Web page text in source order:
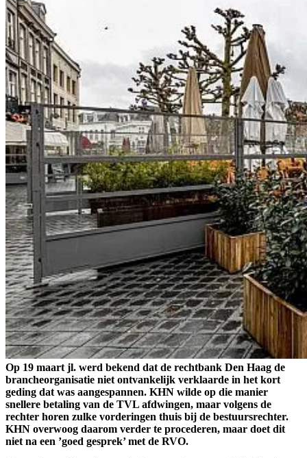
Op 19 maart jl. werd bekend dat de rechtbank Den Haag de
brancheorganisatie niet ontvankelijk verklaarde in het kort
geding dat was aangespannen. KHN wilde op die manier
snellere betaling van de TVL afdwingen, maar volgens de
rechter horen zulke vorderingen thuis bij de bestuursrechter.
KHN overwoog daarom verder te procederen, maar doet dit
niet na een ’goed gesprek’ met de RVO.